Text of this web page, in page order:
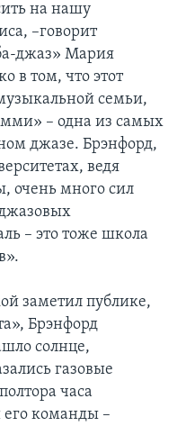
на нашу
–говорит
джаз» Мария
в том, что этот
семьи,
– одна из самых
джазе. Брэнфорд,
ведя
очень много сил
– это тоже школа
заметил публике,
Брэнфорд
солнце,
газовые
часа
его команды –